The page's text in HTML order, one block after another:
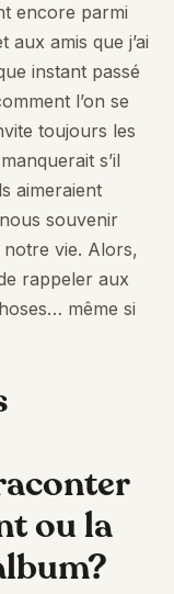
encore parmi
aux amis que j’ai
instant passé
l’on se
toujours les
s’il
aimeraient
souvenir
vie. Alors,
rappeler aux
même si
ou la